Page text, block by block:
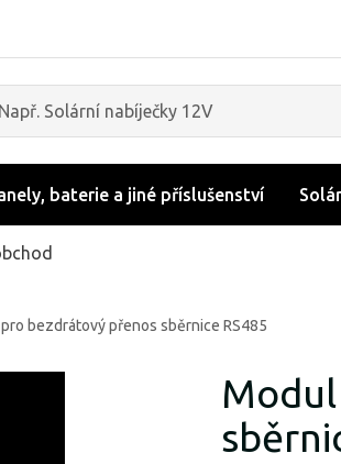
baterie a jiné příslušenství
bezdrátový přenos sběrnice RS485